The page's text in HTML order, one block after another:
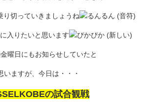
り切っていきましょうね
入りたいと思います
曜日にもお知らせしていたと
いますが、今日は・・・
の試合観戦